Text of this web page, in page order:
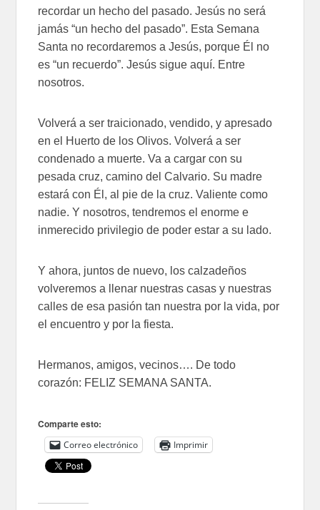
recordar un hecho del pasado. Jesús no será
jamás “un hecho del pasado”. Esta Semana
Santa no recordaremos a Jesús, porque Él no
es “un recuerdo”. Jesús sigue aquí. Entre
nosotros.
Volverá a ser traicionado, vendido, y apresado
en el Huerto de los Olivos. Volverá a ser
condenado a muerte. Va a cargar con su
pesada cruz, camino del Calvario. Su madre
estará con Él, al pie de la cruz. Valiente como
nadie. Y nosotros, tendremos el enorme e
inmerecido privilegio de poder estar a su lado.
Y ahora, juntos de nuevo, los calzadeños
volveremos a llenar nuestras casas y nuestras
calles de esa pasión tan nuestra por la vida, por
el encuentro y por la fiesta.
Hermanos, amigos, vecinos…. De todo
corazón: FELIZ SEMANA SANTA.
Comparte esto:
Correo electrónico Imprimir